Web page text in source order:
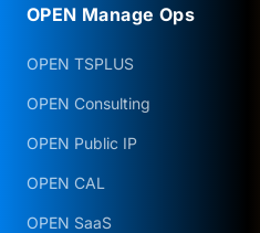
OPEN Manage Ops
OPEN TSPLUS
OPEN Consulting
OPEN Public IP
OPEN CAL
OPEN SaaS